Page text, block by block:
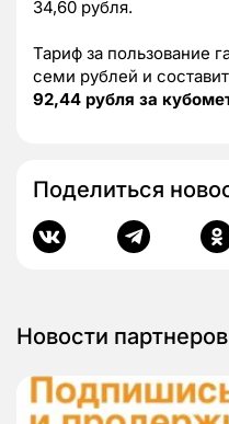
34,60 рубля.
Тариф за пользование
семи рублей и
92,44 рубля за
Поделиться
Новости партнеров